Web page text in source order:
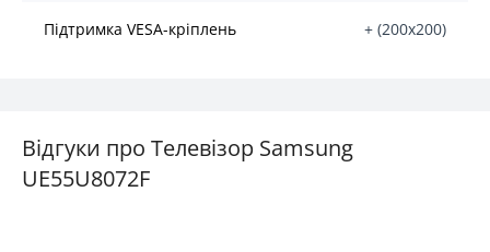
Підтримка VESA-кріплень + (200х200)
Відгуки про Телевізор Samsung
UE55U8072F